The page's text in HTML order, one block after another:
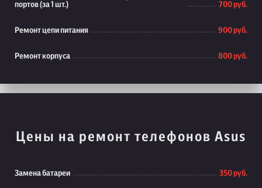
портов (за 1 шт.)
700 руб.
Ремонт цепи питания 900 руб.
Ремонт корпуса 800 руб.
Цены на ремонт телефонов Asus
Замена батареи 350 руб.